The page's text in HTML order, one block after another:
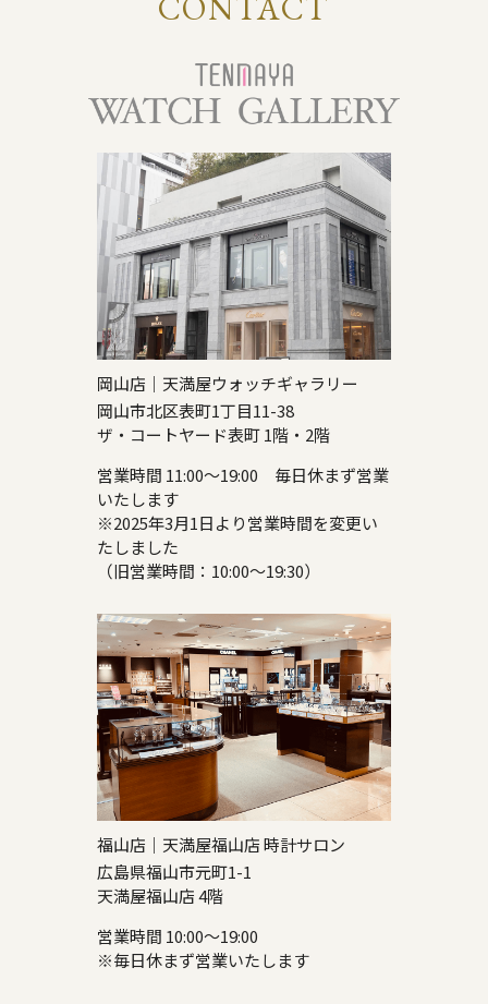
岡山店｜天満屋ウォッチギャラリー
岡山市北区表町1丁目11-38
ザ・コートヤード表町 1階・2階
営業時間 11:00～19:00 毎日休まず営業
いたします
※2025年3月1日より営業時間を変更い
たしました
（旧営業時間：10:00～19:30）
福山店｜天満屋福山店 時計サロン
広島県福山市元町1-1
天満屋福山店 4階
営業時間 10:00～19:00
※毎日休まず営業いたします